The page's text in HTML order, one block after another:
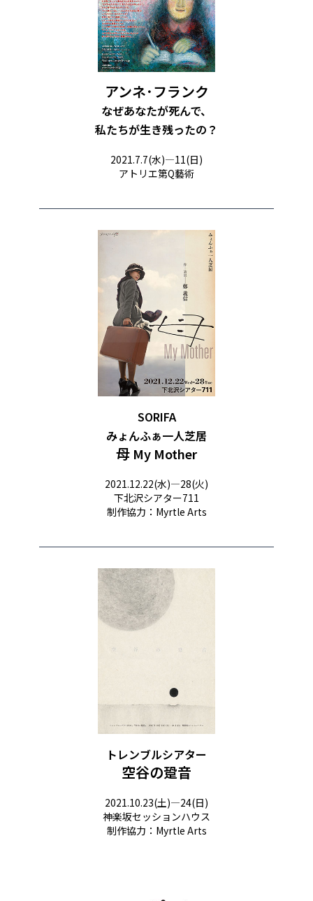
アンネ･フランク
なぜあなたが死んで、
私たちが生き残ったの？​
2021.7.7(水)―11(日)
アトリエ第Q藝術
SORIFA
みょんふぁ一人芝居​
母 My Mother
2021.12.22(水)―28(火)
下北沢シアター711
制作協力：Myrtle Arts
トレンブルシアター​
空谷の跫音​
2021.10.23(土)―24(日)
神楽坂セッションハウス
制作協力：Myrtle Arts